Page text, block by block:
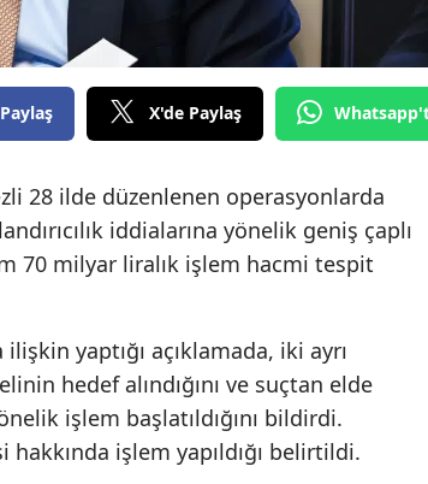
X'de Paylaş
28 ilde düzenlenen operasyonlarda
iddialarına yönelik geniş çaplı
70 milyar liralık işlem hacmi tespit
yaptığı açıklamada, iki ayrı
hedef alındığını ve suçtan elde
işlem başlatıldığını bildirdi.
işlem yapıldığı belirtildi.